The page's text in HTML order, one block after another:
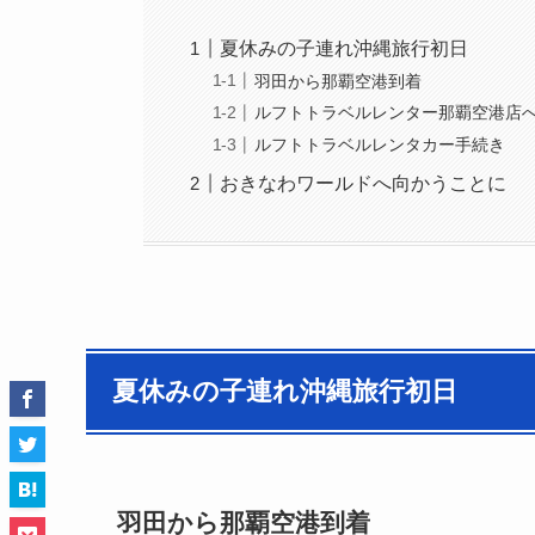
夏休みの子連れ沖縄旅行初日
羽田から那覇空港到着
ルフトトラベルレンター那覇空港店
ルフトトラベルレンタカー手続き
おきなわワールドへ向かうことに
夏休みの子連れ沖縄旅行初日
羽田から那覇空港到着